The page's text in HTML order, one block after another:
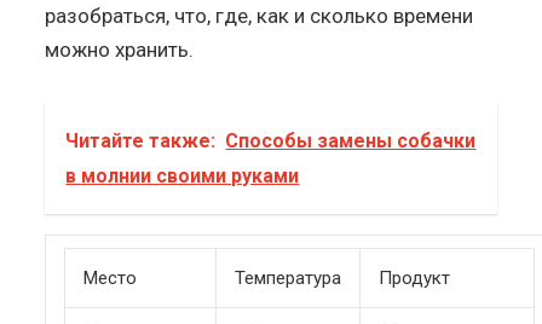
разобраться, что, где, как и сколько времени
можно хранить.
Читайте также: Способы замены собачки
в молнии своими руками
Место Температура Продукт